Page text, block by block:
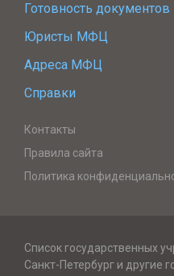
Готовность документов
Юристы МФЦ
Адреса МФЦ
Справки
Контакты
Правила сайта
Политика
Список государственных
Санкт-Петербург и другие